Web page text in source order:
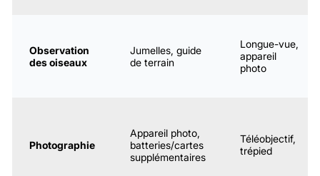
Observation
des oiseaux
Jumelles, guide
de terrain
Longue-vue,
appareil
photo
Photographie
Appareil photo,
batteries/cartes
supplémentaires
Téléobjectif,
trépied